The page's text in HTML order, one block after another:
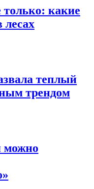
какие
лесах
теплый
трендом
можно